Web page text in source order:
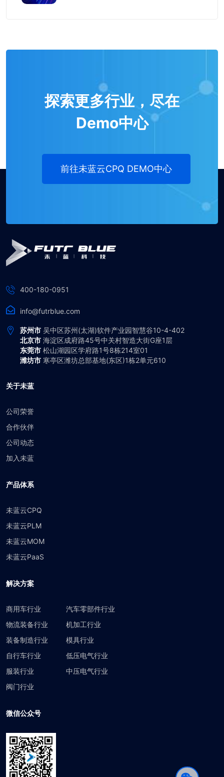
探索更多行业，尽在
Demo中心
前往未蓝云CPQ DEMO中心
400-180-0951
info@futrblue.com
苏州市 吴中区苏州(太湖)软件产业园智慧谷10-4-402
北京市 海淀区成府路45号中关村智造大街G座1层
东莞市 松山湖园区学府路1号8栋214室01
潍坊市 寒亭区潍坊总部基地(东区)1栋2单元610
关于未蓝
公司荣誉
合作伙伴
公司动态
加入未蓝
产品体系
未蓝云CPQ
未蓝云PLM
未蓝云MOM
未蓝云PaaS
解决方案
商用车行业
物流装备行业
装备制造行业
自行车行业
服装行业
阀门行业
汽车零部件行业
机加工行业
模具行业
低压电气行业
中压电气行业
微信公众号